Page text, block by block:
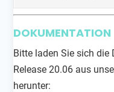
DOKUMENTATION
Bitte laden Sie sich
Release 20.06 aus
herunter: